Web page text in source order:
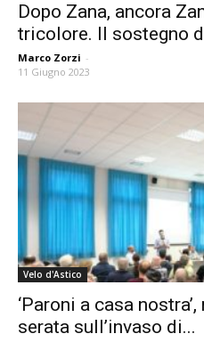
Dopo Zana, ancora
tricolore. Il sostegno
Marco Zorzi -
11 Giugno 2023
Velo d'Astico
‘Paroni a casa
serata sull’invaso di...